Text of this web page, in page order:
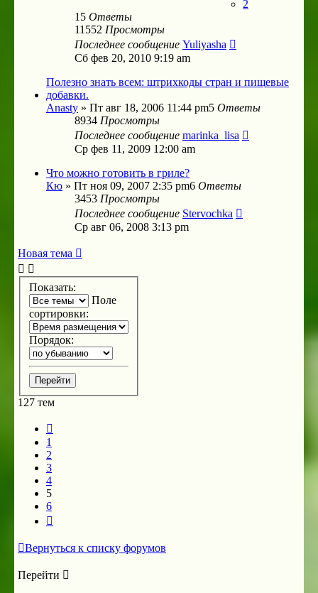
2
15 Ответы
11552 Просмотры
Последнее сообщение Yuliyasha
Сб фев 20, 2010 9:19 am
Полезно знать всем: штрихкоды стран и пищевые
добавки.
Anasty » Пт авг 18, 2006 11:44 pm5 Ответы
8934 Просмотры
Последнее сообщение marinka_lisa
Ср фев 11, 2009 12:00 am
Что можно готовить в гриле?
Кю » Пт ноя 09, 2007 2:35 pm6 Ответы
3453 Просмотры
Последнее сообщение Stervochka
Ср авг 06, 2008 3:13 pm
Новая тема
Показать:
Поле
сортировки:
Порядок:
127 тем
1
2
3
4
5
6
Вернуться к списку форумов
Перейти